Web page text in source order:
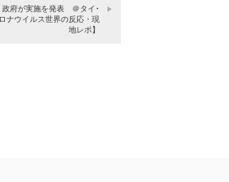
政府が実施を発表 ＠タイ･
ナウイルス世界の反応・現
地レポ】